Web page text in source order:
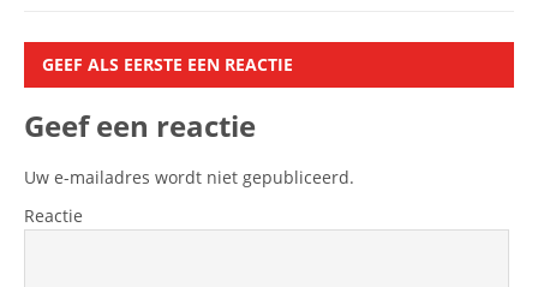
GEEF ALS EERSTE EEN REACTIE
Geef een reactie
Uw e-mailadres wordt niet gepubliceerd.
Reactie